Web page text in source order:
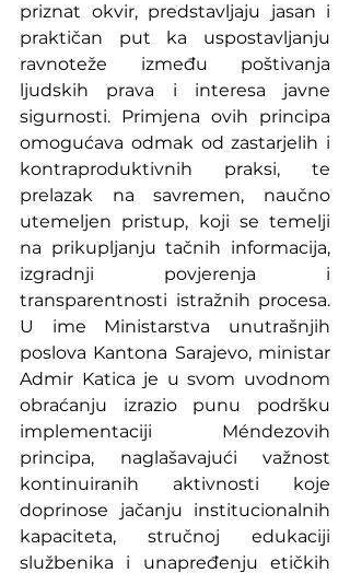
priznat okvir, predstavljaju jasan i
praktičan put ka uspostavljanju
ravnoteže između poštivanja
ljudskih prava i interesa javne
sigurnosti. Primjena ovih principa
omogućava odmak od zastarjelih i
kontraproduktivnih praksi, te
prelazak na savremen, naučno
utemeljen pristup, koji se temelji
na prikupljanju tačnih informacija,
izgradnji povjerenja i
transparentnosti istražnih procesa.
U ime Ministarstva unutrašnjih
poslova Kantona Sarajevo, ministar
Admir Katica je u svom uvodnom
obraćanju izrazio punu podršku
implementaciji Méndezovih
principa, naglašavajući važnost
kontinuiranih aktivnosti koje
doprinose jačanju institucionalnih
kapaciteta, stručnoj edukaciji
službenika i unapređenju etičkih